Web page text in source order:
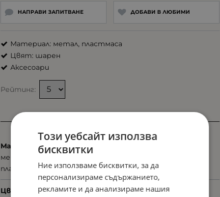
НАПРАВИ ЗАПИТВАНЕ ДОБАВИ В ЛЮБИМИ
Материал: метал, пластмаса
Цвят: шарен
Аксесоари
Рейтинг:
Материал
метал
пластмаса
Цвят
Този уебсайт използва
бисквитки
Ние използваме бисквитки, за да
персонализираме съдържанието,
рекламите и да анализираме нашия